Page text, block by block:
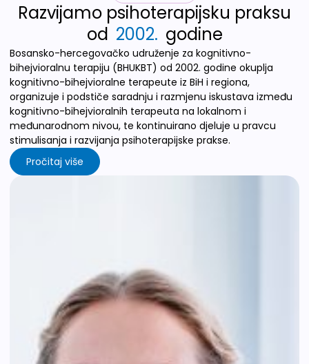
Razvijamo psihoterapijsku praksu
od 2002. godine
Bosansko-hercegovačko udruženje za kognitivno-
bihejvioralnu terapiju (BHUKBT) od 2002. godine okuplja
kognitivno-bihejvioralne terapeute iz BiH i regiona,
organizuje i podstiče saradnju i razmjenu iskustava između
kognitivno-bihejvioralnih terapeuta na lokalnom i
međunarodnom nivou, te kontinuirano djeluje u pravcu
stimulisanja i razvijanja psihoterapijske prakse.
Pročitaj više